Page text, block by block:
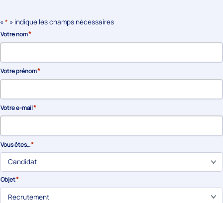
«* » indique les champs nécessaires
Votre nom*
Votre prénom*
Votre e-mail*
Vous êtes…*
Candidat
Objet*
Recrutement